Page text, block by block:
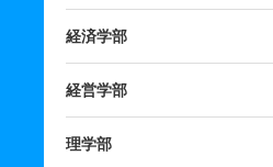
経済学部
経営学部
理学部